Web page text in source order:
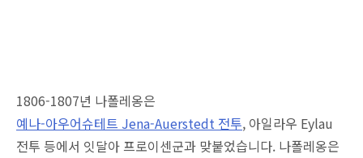
1806-1807년 나폴레옹은
예나-아우어슈테트 Jena-Auerstedt 전투, 아일라우 Eylau
전투 등에서 잇달아 프로이센군과 맞붙었습니다. 나폴레옹은